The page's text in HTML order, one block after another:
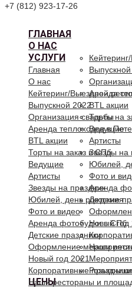
+7 (812) 923-17-26
ГЛАВНАЯ
О НАС
УСЛУГИ
Аренда
BTL акции
Торты на
Ведущие
Артисты
Звезды на
Юбилей,
Фото и
Аренда
Детские
Новый год
Наши
ЦЕНЫ
Главная
О нас
Кейтеринг/Выездной
Выпускной 2022
Организация свадьбы
Аренда теплоходов в
BTL акции
Торты на заказ в СПб
Ведущие
Артисты
Звезды на праздник
Юбилей, день рождения
Фото и видео
Аренда фотобудки в СПб
Детские праздники
Оформление
Новый год 2021
Корпоративные праздники
Наши рестораны и